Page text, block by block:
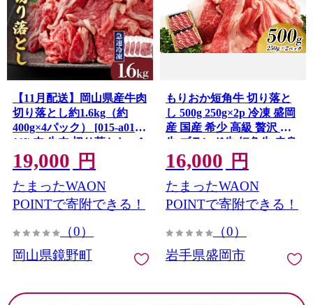
【11月配送】岡山県産牛肉
切り落とし約1.6kg（約
400g×4パック） [015-a012-
11]| 肉 牛肉 切り落とし バ
ラ 国産牛 冷凍 小分け 牛丼
すき焼き 岡山県 鏡野町
19,000 円
たまったWAON
POINTで寄附できる！
（0）
岡山県鏡野町
もりおか短角牛 切り落と
し 500g 250g×2p 冷凍 盛岡
産 国産 希少 高級 贅沢 和
牛 ブランド牛 短角牛 赤身
切落し 赤身切り落とし ぎ
ゅうにく 岩手県 盛岡市 赤
身肉 カレー 肉じゃが 牛丼
牛肉 肉 小分け 焼肉 焼き肉
やきにく 盛岡 有限会社ト
ゥレイス
16,000 円
たまったWAON
POINTで寄附できる！
（0）
岩手県盛岡市